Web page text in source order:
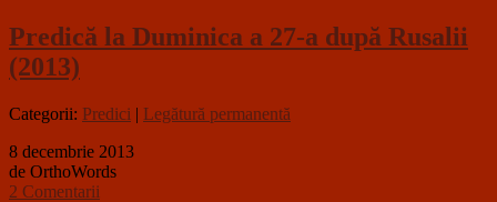
Predică la Duminica a 27-a după Rusalii
(2013)
Categorii: Predici | Legătură permanentă
8 decembrie 2013
de OrthoWords
2 Comentarii